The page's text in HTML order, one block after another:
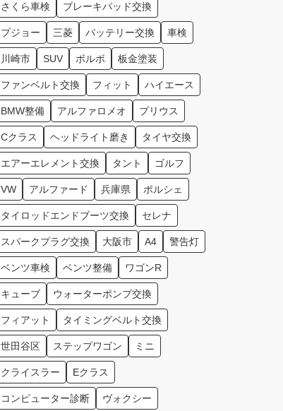
さくら車検 ブレーキパッド交換
プジョー 三菱 バッテリー交換 車検
川崎市 SUV ボルボ 板金塗装
ファンベルト交換 フィット ハイエース
BMW整備 アルファロメオ プリウス
Cクラス ヘッドライト磨き タイヤ交換
エアーエレメント交換 タント ゴルフ
VW アルファード 兵庫県 ポルシェ
タイロッドエンドブーツ交換 セレナ
スパークプラグ交換 大阪市 A4 警告灯
ベンツ車検 ベンツ整備 ワゴンR
キューブ ウォーターポンプ交換
フィアット タイミングベルト交換
世田谷区 ステップワゴン ミニ
クライスラー Eクラス
コンピューター診断 ヴォクシー